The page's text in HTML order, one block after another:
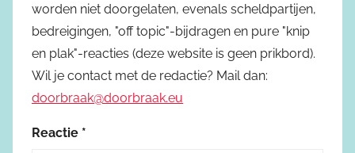
worden niet doorgelaten, evenals scheldpartijen,
bedreigingen, "off topic"-bijdragen en pure "knip
en plak"-reacties (deze website is geen prikbord).
Wil je contact met de redactie? Mail dan:
doorbraak@doorbraak.eu
Reactie *